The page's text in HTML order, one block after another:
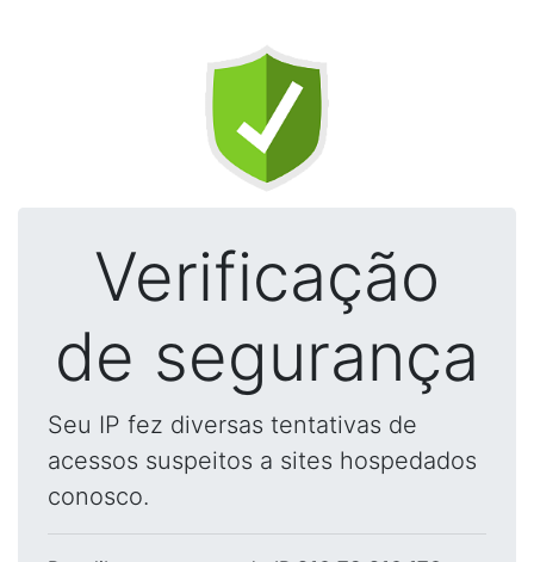
Verificação
de segurança
Seu IP fez diversas tentativas de
acessos suspeitos a sites hospedados
conosco.